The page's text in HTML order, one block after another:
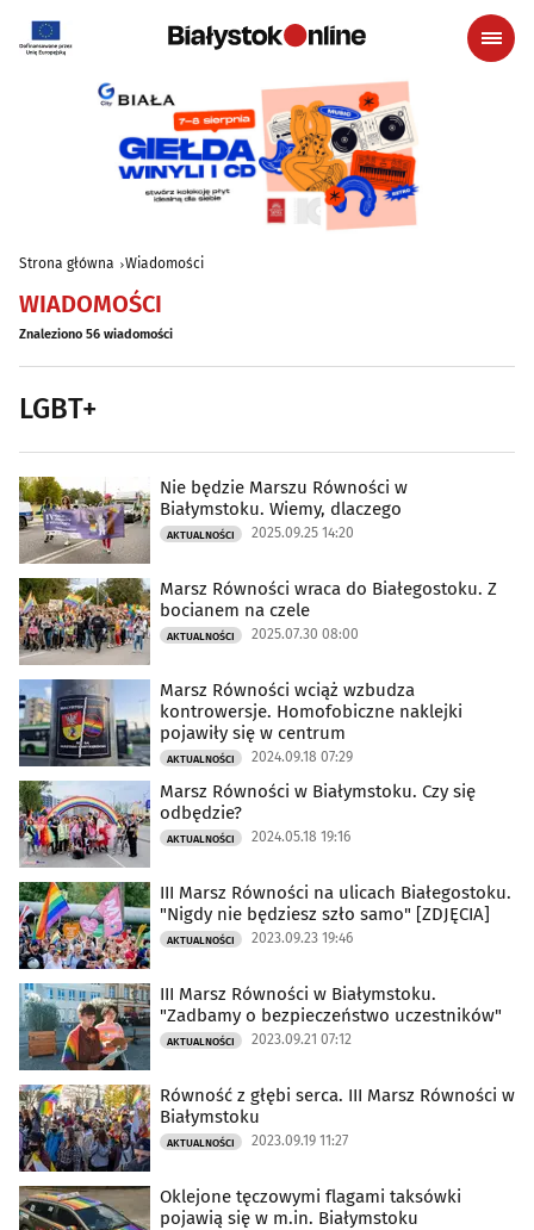
Strona główna Wiadomości
WIADOMOŚCI
Znaleziono 56 wiadomości
LGBT+
Nie będzie Marszu Równości w
Białymstoku. Wiemy, dlaczego
AKTUALNOŚCI 2025.09.25 14:20
Marsz Równości wraca do Białegostoku. Z
bocianem na czele
AKTUALNOŚCI 2025.07.30 08:00
Marsz Równości wciąż wzbudza
kontrowersje. Homofobiczne naklejki
pojawiły się w centrum
AKTUALNOŚCI 2024.09.18 07:29
Marsz Równości w Białymstoku. Czy się
odbędzie?
AKTUALNOŚCI 2024.05.18 19:16
III Marsz Równości na ulicach Białegostoku.
"Nigdy nie będziesz szło samo" [ZDJĘCIA]
AKTUALNOŚCI 2023.09.23 19:46
III Marsz Równości w Białymstoku.
"Zadbamy o bezpieczeństwo uczestników"
AKTUALNOŚCI 2023.09.21 07:12
Równość z głębi serca. III Marsz Równości w
Białymstoku
AKTUALNOŚCI 2023.09.19 11:27
Oklejone tęczowymi flagami taksówki
pojawią się w m.in. Białymstoku